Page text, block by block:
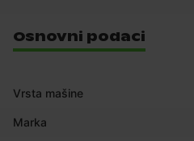
Osnovni podaci
Vrsta mašine
Marka